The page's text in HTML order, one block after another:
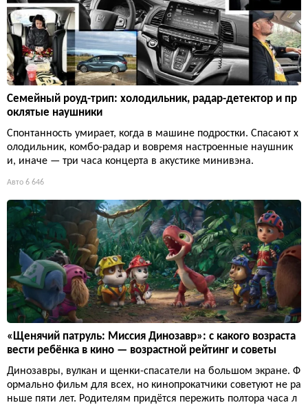
Семейный роуд-трип: холодильник, радар-детектор и пр
оклятые наушники
Спонтанность умирает, когда в машине подростки. Спасают х
олодильник, комбо-радар и вовремя настроенные наушник
и, иначе — три часа концерта в акустике минивэна.
Авто 6 646
«Щенячий патруль: Миссия Динозавр»: с какого возраста
вести ребёнка в кино — возрастной рейтинг и советы
Динозавры, вулкан и щенки-спасатели на большом экране. Ф
ормально фильм для всех, но кинопрокатчики советуют не ра
ньше пяти лет. Родителям придётся пережить полтора часа л